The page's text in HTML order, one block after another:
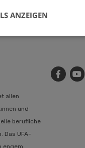
allen
und
berufliche
Das UFA-
ANZEIGEN